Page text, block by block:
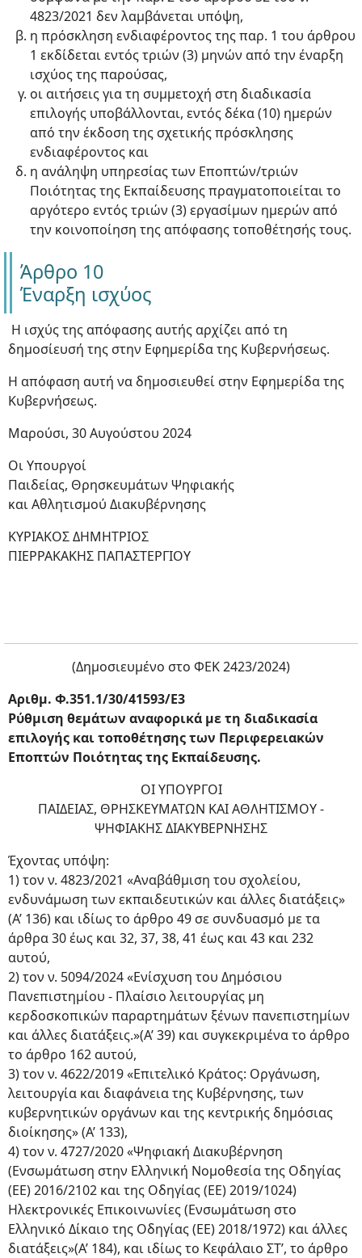
4823/2021 δεν λαμβάνεται υπόψη,
η πρόσκληση ενδιαφέροντος της παρ. 1 του άρθρου
1 εκδίδεται εντός τριών (3) μηνών από την έναρξη
ισχύος της παρούσας,
οι αιτήσεις για τη συμμετοχή στη διαδικασία
επιλογής υποβάλλονται, εντός δέκα (10) ημερών
από την έκδοση της σχετικής πρόσκλησης
ενδιαφέροντος και
η ανάληψη υπηρεσίας των Εποπτών/τριών
Ποιότητας της Εκπαίδευσης πραγματοποιείται το
αργότερο εντός τριών (3) εργασίμων ημερών από
την κοινοποίηση της απόφασης τοποθέτησής τους.
Άρθρο 10
Έναρξη ισχύος
Η ισχύς της απόφασης αυτής αρχίζει από τη
δημοσίευσή της στην Εφημερίδα της Κυβερνήσεως.
Η απόφαση αυτή να δημοσιευθεί στην Εφημερίδα της
Κυβερνήσεως.
Μαρούσι, 30 Αυγούστου 2024
Οι Υπουργοί
Παιδείας, Θρησκευμάτων Ψηφιακής
και Αθλητισμού Διακυβέρνησης
ΚΥΡΙΑΚΟΣ ΔΗΜΗΤΡΙΟΣ
ΠΙΕΡΡΑΚΑΚΗΣ ΠΑΠΑΣΤΕΡΓΙΟΥ
(Δημοσιευμένο στο ΦΕΚ 2423/2024)
Αριθμ. Φ.351.1/30/41593/Ε3
Ρύθμιση θεμάτων αναφορικά με τη διαδικασία
επιλογής και τοποθέτησης των Περιφερειακών
Εποπτών Ποιότητας της Εκπαίδευσης.
ΟΙ ΥΠΟΥΡΓΟΙ
ΠΑΙΔΕΙΑΣ, ΘΡΗΣΚΕΥΜΑΤΩΝ ΚΑΙ ΑΘΛΗΤΙΣΜΟΥ -
ΨΗΦΙΑΚΗΣ ΔΙΑΚΥΒΕΡΝΗΣΗΣ
Έχοντας υπόψη:
1) τον ν. 4823/2021 «Αναβάθμιση του σχολείου,
ενδυνάμωση των εκπαιδευτικών και άλλες διατάξεις»
(Α’ 136) και ιδίως το άρθρο 49 σε συνδυασμό με τα
άρθρα 30 έως και 32, 37, 38, 41 έως και 43 και 232
αυτού,
2) τον ν. 5094/2024 «Ενίσχυση του Δημόσιου
Πανεπιστημίου - Πλαίσιο λειτουργίας μη
κερδοσκοπικών παραρτημάτων ξένων πανεπιστημίων
και άλλες διατάξεις.»(Α’ 39) και συγκεκριμένα το άρθρο
το άρθρο 162 αυτού,
3) τον ν. 4622/2019 «Επιτελικό Κράτος: Οργάνωση,
λειτουργία και διαφάνεια της Κυβέρνησης, των
κυβερνητικών οργάνων και της κεντρικής δημόσιας
διοίκησης» (Α’ 133),
4) τον ν. 4727/2020 «Ψηφιακή Διακυβέρνηση
(Ενσωμάτωση στην Ελληνική Νομοθεσία της Οδηγίας
(ΕΕ) 2016/2102 και της Οδηγίας (ΕΕ) 2019/1024)
Ηλεκτρονικές Επικοινωνίες (Ενσωμάτωση στο
Ελληνικό Δίκαιο της Οδηγίας (ΕΕ) 2018/1972) και άλλες
διατάξεις»(Α’ 184), και ιδίως το Κεφάλαιο ΣΤ’, το άρθρο